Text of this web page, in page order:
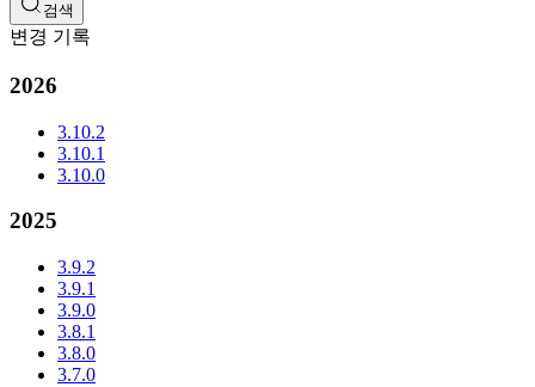
검색
변경 기록
2026
3.10.2
3.10.1
3.10.0
2025
3.9.2
3.9.1
3.9.0
3.8.1
3.8.0
3.7.0